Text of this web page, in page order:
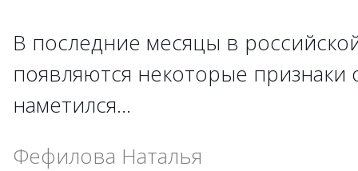
В последние месяцы в
появляются некоторые признаки
наметился…
Фефилова Наталья